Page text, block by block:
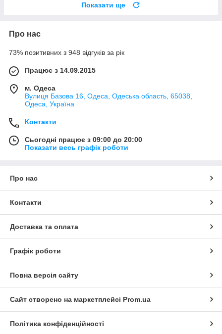
Показати ще
Про нас
73% позитивних з 948 відгуків за рік
Працює з 14.09.2015
м. Одеса
Вулиця Базова 16, Одеса, Одеська область, 65038,
Одеса, Україна
Контакти
Сьогодні працює з 09:00 до 20:00
Показати весь графік роботи
Про нас
Контакти
Доставка та оплата
Графік роботи
Повна версія сайту
Сайт створено на маркетплейсі Prom.ua
Політика конфіденційності